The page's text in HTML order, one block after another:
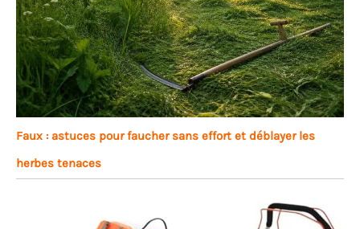
Faux : astuces pour faucher sans effort et déblayer les
herbes tenaces